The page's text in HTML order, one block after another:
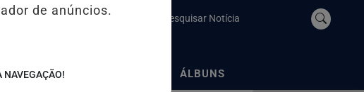
Pesquisar Notícia
/ NOSSO YOUTUBE ÁLBUNS
de anúncios.
NAVEGAÇÃO!